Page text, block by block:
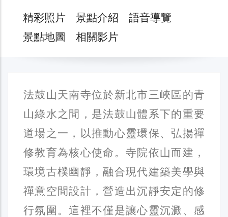
精彩照片 景點介紹
語音導覽
景點地圖
相關影片
法鼓山天南寺位於新北市三峽區的青
山綠水之間，是法鼓山體系下的重要
道場之一，以推動心靈環保、弘揚禪
修教育為核心使命。寺院依山而建，
環境古樸幽靜，融合現代建築美學與
禪意空間設計，營造出沉靜安定的修
行氛圍。這裡不僅是讓心靈沉澱、感